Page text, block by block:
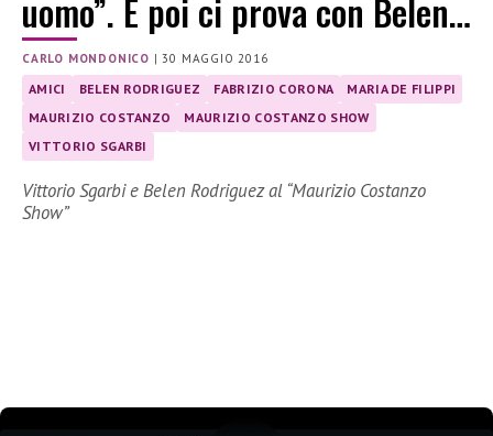
uomo”. E poi ci prova con Belen…
CARLO MONDONICO |30 MAGGIO 2016
AMICI BELEN RODRIGUEZ FABRIZIO CORONA
MARIA DE FILIPPI
MAURIZIO COSTANZO
MAURIZIO COSTANZO SHOW
VITTORIO SGARBI
Vittorio Sgarbi e Belen Rodriguez al “Maurizio Costanzo
Show”